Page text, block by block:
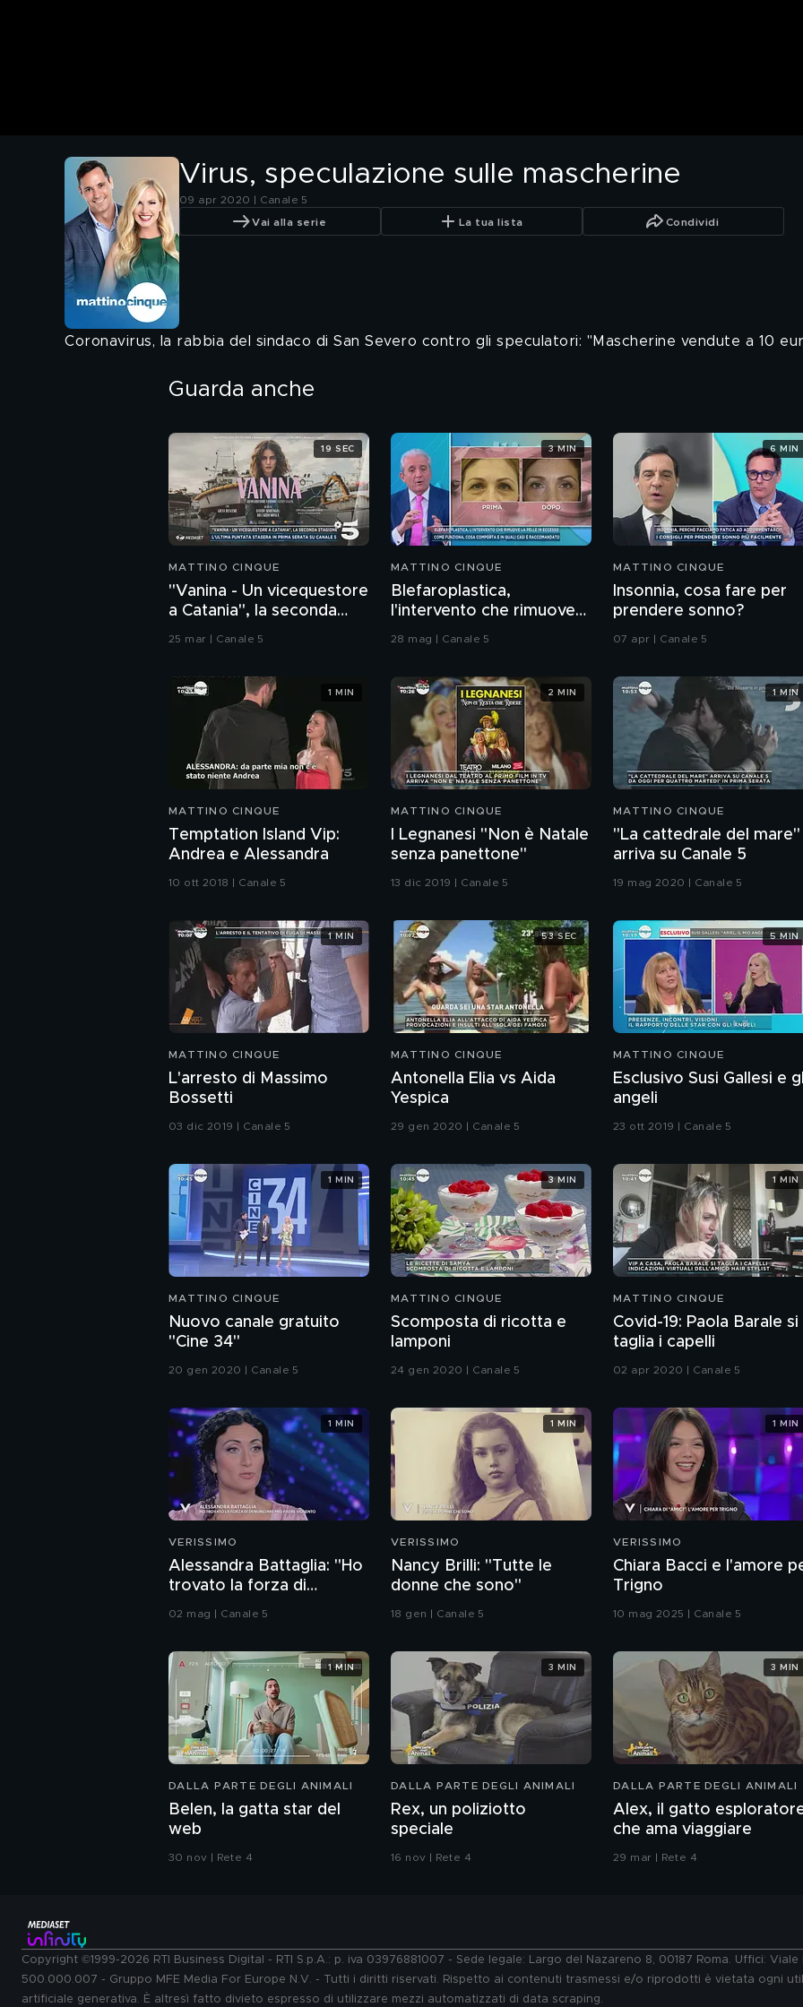
Virus, speculazione sulle mascherine
09 apr 2020 | Canale 5
Vai alla serie La tua lista Condividi
Coronavirus, la rabbia del sindaco di San Severo contro gli speculatori: "Mascherine vendute a 10
Guarda anche
MATTINO CINQUE
"Vanina - Un vicequestore
a Catania", la seconda
stagione
25 mar | Canale 5
19 SEC
MATTINO CINQUE
Blefaroplastica,
l'intervento che rimuove
la pelle in eccesso
28 mag | Canale 5
3 MIN
MATTINO CINQUE
Insonnia, cosa fare per
prendere sonno?
07 apr | Canale 5
6 MIN
MATTINO CINQUE
Temptation Island Vip:
Andrea e Alessandra
10 ott 2018 | Canale 5
1 MIN
MATTINO CINQUE
I Legnanesi "Non è Natale
senza panettone"
13 dic 2019 | Canale 5
2 MIN
MATTINO CINQUE
"La cattedrale del mare"
arriva su Canale 5
19 mag 2020 | Canale 5
1 MIN
MATTINO CINQUE
L'arresto di Massimo
Bossetti
03 dic 2019 | Canale 5
1 MIN
MATTINO CINQUE
Antonella Elia vs Aida
Yespica
29 gen 2020 | Canale 5
53 SEC
MATTINO CINQUE
Esclusivo Susi Gallesi e
angeli
23 ott 2019 | Canale 5
5 MIN
MATTINO CINQUE
Nuovo canale gratuito
"Cine 34"
20 gen 2020 | Canale 5
1 MIN
MATTINO CINQUE
Scomposta di ricotta e
lamponi
24 gen 2020 | Canale 5
3 MIN
MATTINO CINQUE
Covid-19: Paola Barale si
taglia i capelli
02 apr 2020 | Canale 5
1 MIN
VERISSIMO
Alessandra Battaglia: "Ho
trovato la forza di
denunciare mio padre
02 mag | Canale 5
1 MIN
VERISSIMO
Nancy Brilli: "Tutte le
donne che sono"
18 gen | Canale 5
1 MIN
VERISSIMO
Chiara Bacci e l'amore
Trigno
10 mag 2025 | Canale 5
1 MIN
DALLA PARTE DEGLI ANIMALI
Belen, la gatta star del
web
30 nov | Rete 4
1 MIN
DALLA PARTE DEGLI ANIMALI
Rex, un poliziotto
speciale
16 nov | Rete 4
3 MIN
DALLA PARTE DEGLI ANIMALI
Alex, il gatto
che ama viaggiare
29 mar | Rete 4
3 MIN
Copyright ©1999-2026 RTI Business Digital - RTI S.p.A.: p. iva 03976881007 - Sede legale: Largo del Nazareno 8, 00187 Roma. Uffici:
500.000.007 - Gruppo MFE Media For Europe N.V. - Tutti i diritti riservati. Rispetto ai contenuti trasmessi e/o riprodotti è vietata ogni
artificiale generativa. È altresì fatto divieto espresso di utilizzare mezzi automatizzati di data scraping.